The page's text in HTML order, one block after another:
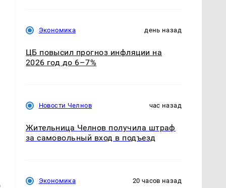
Экономика день назад
ЦБ повысил прогноз инфляции на
2026 год до 6–7%
Новости Челнов час назад
Жительница Челнов получила штраф
за самовольный вход в подъезд
Экономика 20 часов назад